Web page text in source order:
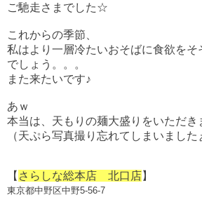
ご馳走さまでした☆
これからの季節、
私はより一層冷たいおそばに食欲をそ
でしょう。。。
また来たいです♪
あｗ
本当は、天もりの麺大盛りをいただき
（天ぷら写真撮り忘れてしまいました
【 さらしな総本店 北口店】
東京都中野区中野5-56-7